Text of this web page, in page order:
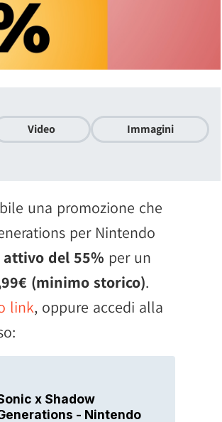
Video Immagini
una promozione che
per Nintendo
attivo del 55% per un
(minimo storico).
link, oppure accedi alla